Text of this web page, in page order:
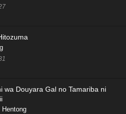
wa Douyara Gal no Tamariba ni
Hentong